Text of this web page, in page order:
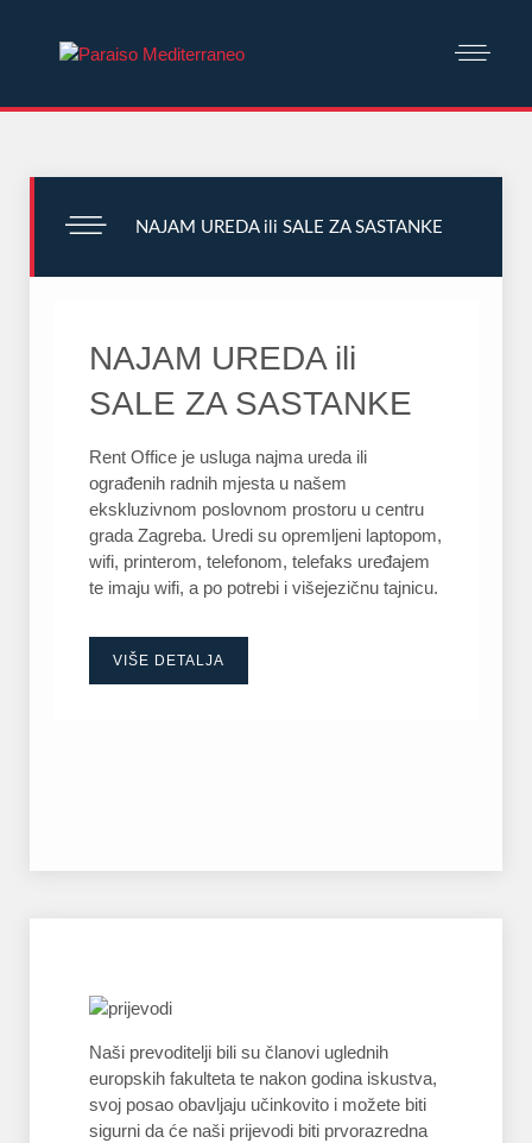
NAJAM UREDA ili SALE ZA SASTANKE
NAJAM UREDA ili
SALE ZA SASTANKE
Rent Office je usluga najma ureda ili
ograđenih radnih mjesta u našem
ekskluzivnom poslovnom prostoru u centru
grada Zagreba. Uredi su opremljeni laptopom,
wifi, printerom, telefonom, telefaks uređajem
te imaju wifi, a po potrebi i višejezičnu tajnicu.
VIŠE DETALJA
Naši prevoditelji bili su članovi uglednih
europskih fakulteta te nakon godina iskustva,
svoj posao obavljaju učinkovito i možete biti
sigurni da će naši prijevodi biti prvorazredna